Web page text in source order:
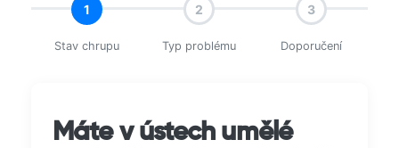
1
Stav chrupu
2
Typ problému
3
Doporučení
Máte v ústech umělé